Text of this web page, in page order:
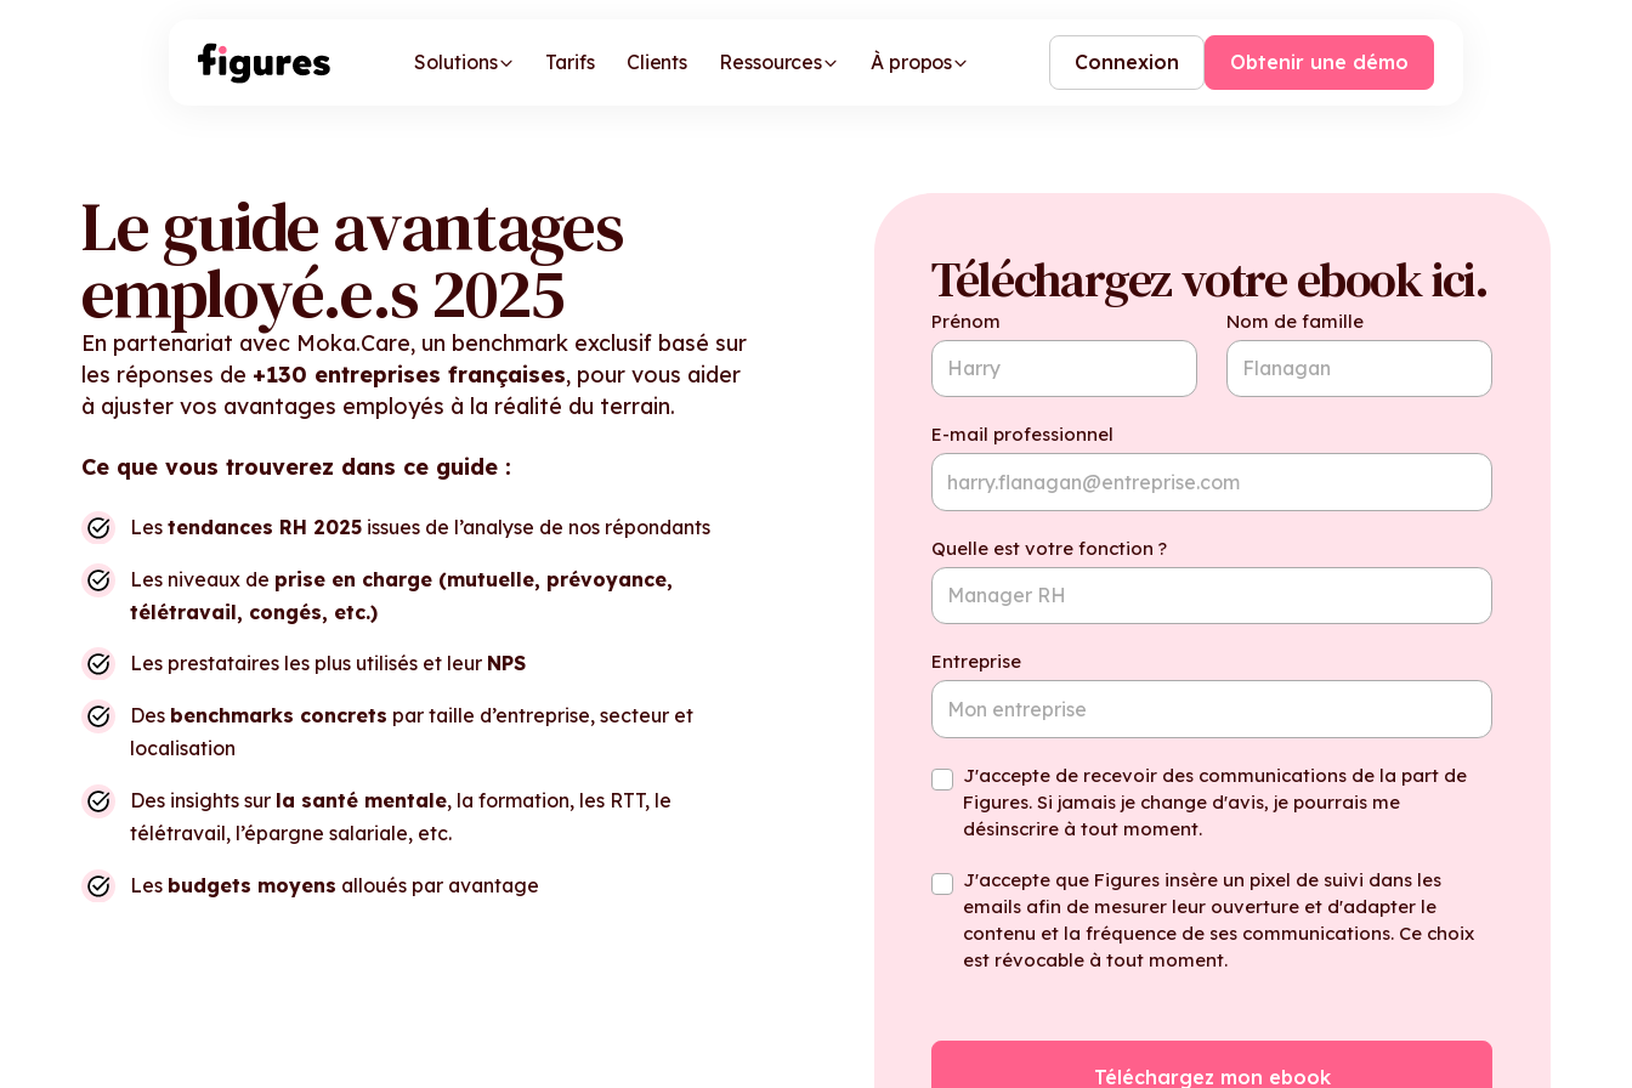
Solutions Tarifs Clients Ressources À propos Connexion Obtenir une démo
Le guide avantages
employé.e.s 2025
En partenariat avec Moka.Care, un benchmark exclusif basé sur
les réponses de +130 entreprises françaises, pour vous aider
à ajuster vos avantages employés à la réalité du terrain.
Ce que vous trouverez dans ce guide :
Les tendances RH 2025issues de l’analyse de nos répondants
Les niveaux de prise en charge (mutuelle, prévoyance,
télétravail, congés, etc.)
Les prestataires les plus utilisés et leur NPS
Des benchmarks concrets par taille d’entreprise, secteur et
localisation
Des insights sur la santé mentale, la formation, les RTT, le
télétravail, l’épargne salariale, etc.
Les budgets moyens alloués par avantage
Téléchargez votre ebook ici.
Prénom Nom de famille
E-mail professionnel
Quelle est votre fonction ?
Entreprise
J'accepte de recevoir des communications de la part de
Figures. Si jamais je change d'avis, je pourrais me
désinscrire à tout moment.
J'accepte que Figures insère un pixel de suivi dans les
emails afin de mesurer leur ouverture et d'adapter le
contenu et la fréquence de ses communications. Ce choix
est révocable à tout moment.